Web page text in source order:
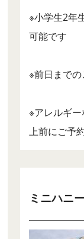
※小学生2年
可能です
※前日まで
※アレルギ
上前にご予
ミニハニ